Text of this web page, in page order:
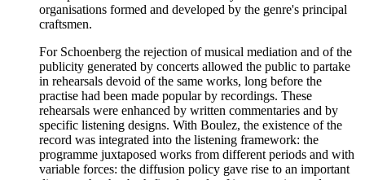
organisations formed and developed by the genre's principal
craftsmen.
For Schoenberg the rejection of musical mediation and of the
publicity generated by concerts allowed the public to partake
in rehearsals devoid of the same works, long before the
practise had been made popular by recordings. These
rehearsals were enhanced by written commentaries and by
specific listening designs. With Boulez, the existence of the
record was integrated into the listening framework: the
programme juxtaposed works from different periods and with
variable forces: the diffusion policy gave rise to an important